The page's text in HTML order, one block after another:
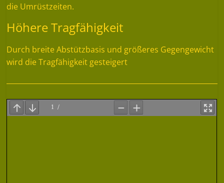
die Umrüstzeiten.
Höhere Tragfähigkeit
Durch breite Abstützbasis und größeres Gegengewicht
wird die Tragfähigkeit gesteigert